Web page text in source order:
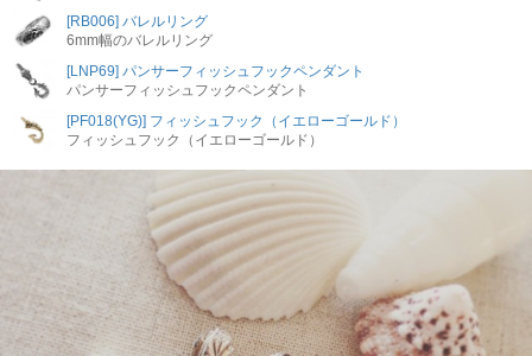
[RB006] バレルリング
6mm幅のバレルリング
[LNP69] パンサーフィッシュフックペンダント
パンサーフィッシュフックペンダント
[PF018(YG)] フィッシュフック（イエローゴールド）
フィッシュフック（イエローゴールド）